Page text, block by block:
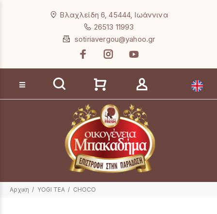
Βλαχλείδη 6, 45444, Ιωάννινα
26513 11993
sotiriavergou@yahoo.gr
Αναζήτηση προϊόντων
Αρχικη YOGI TEA CHOCO